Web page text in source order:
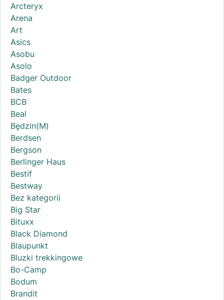
Arcteryx
Arena
Art
Asics
Asobu
Asolo
Badger Outdoor
Bates
BCB
Beal
Będzin(M)
Berdsen
Bergson
Berlinger Haus
Bestif
Bestway
Bez kategorii
Big Star
Bituxx
Black Diamond
Blaupunkt
Bluzki trekkingowe
Bo-Camp
Bodum
Brandit